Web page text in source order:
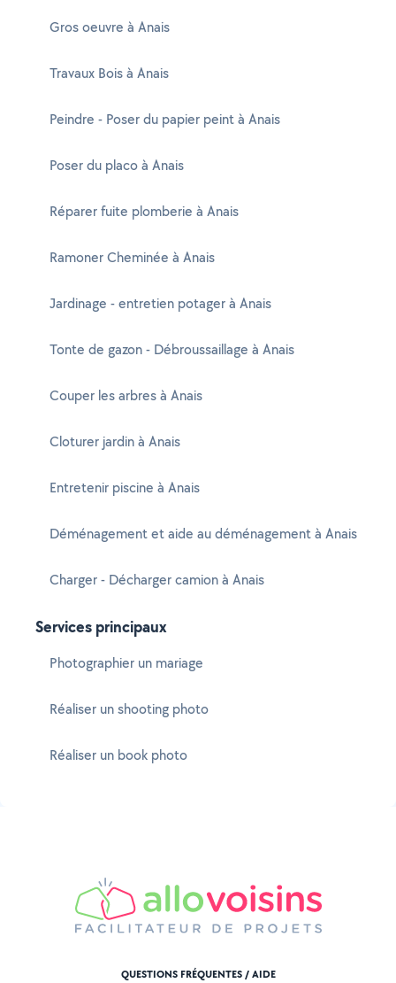
Gros oeuvre à Anais
Travaux Bois à Anais
Peindre - Poser du papier peint à Anais
Poser du placo à Anais
Réparer fuite plomberie à Anais
Ramoner Cheminée à Anais
Jardinage - entretien potager à Anais
Tonte de gazon - Débroussaillage à Anais
Couper les arbres à Anais
Cloturer jardin à Anais
Entretenir piscine à Anais
Déménagement et aide au déménagement à Anais
Charger - Décharger camion à Anais
Services principaux
Photographier un mariage
Réaliser un shooting photo
Réaliser un book photo
QUESTIONS FRÉQUENTES / AIDE